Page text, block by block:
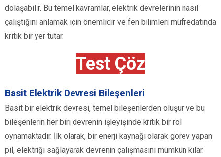
dolaşabilir. Bu temel kavramlar, elektrik devrelerinin nasıl
çalıştığını anlamak için önemlidir ve fen bilimleri müfredatında
kritik bir yer tutar.
Test Çöz
Basit Elektrik Devresi Bileşenleri
Basit bir elektrik devresi, temel bileşenlerden oluşur ve bu
bileşenlerin her biri devrenin işleyişinde kritik bir rol
oynamaktadır. İlk olarak, bir enerji kaynağı olarak görev yapan
pil, elektriği sağlayarak devrenin çalışmasını mümkün kılar.